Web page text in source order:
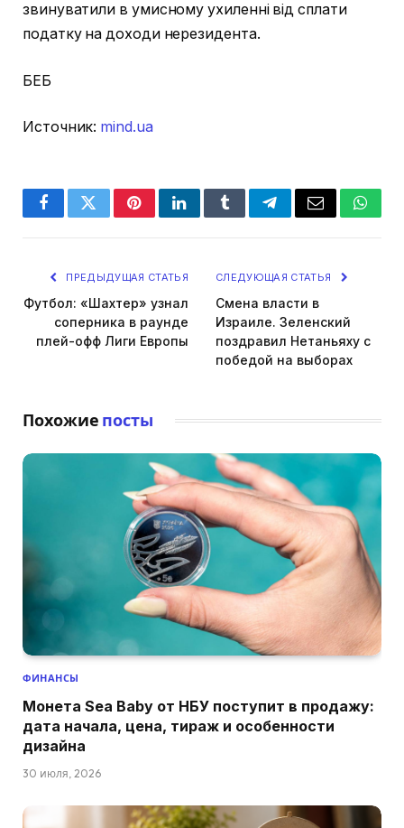
звинуватили в умисному ухиленні від сплати
податку на доходи нерезидента.
БЕБ
Источник: mind.ua
FacebookTwitterPinterestLinkedInTumblrTelegramEmail
ПРЕДЫДУЩАЯ СТАТЬЯ
Футбол: «Шахтер» узнал
соперника в раунде
плей-офф Лиги Европы
СЛЕДУЮЩАЯ СТАТЬЯ
Смена власти в
Израиле. Зеленский
поздравил Нетаньяху с
победой на выборах
Похожие посты
ФИНАНСЫ
Монета Sea Baby от НБУ поступит в продажу:
дата начала, цена, тираж и особенности
дизайна
30 июля, 2026